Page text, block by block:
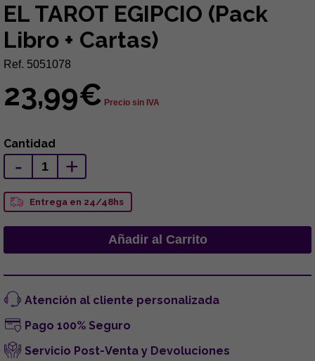
EL TAROT EGIPCIO (Pack
Libro + Cartas)
Ref. 5051078
23,99€ Precio sin IVA
Cantidad
- +
Entrega en 24/48hs
Atención al cliente personalizada
Pago 100% Seguro
Servicio Post-Venta y Devoluciones